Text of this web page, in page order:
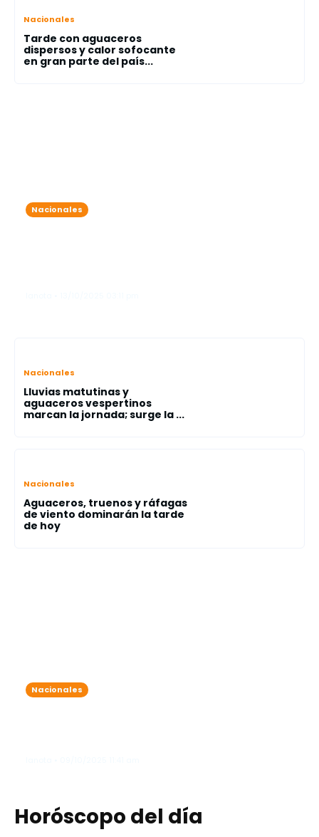
Nacionales
Tarde con aguaceros
dispersos y calor sofocante
en gran parte del país...
Nacionales
Nacionales
Lluvias matutinas y
aguaceros vespertinos
marcan la jornada; surge la ...
Nacionales
Aguaceros, truenos y ráfagas
de viento dominarán la tarde
de hoy
Nacionales
Horóscopo del día